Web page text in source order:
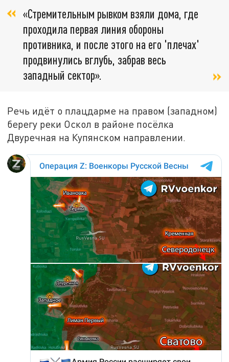
«Стремительным рывком взяли дома, где
проходила первая линия обороны
противника, и после этого на его 'плечах'
продвинулись вглубь, забрав весь
западный сектор».
Речь идёт о плацдарме на правом (западном)
берегу реки Оскол в районе посёлка
Двуречная на Купянском направлении.